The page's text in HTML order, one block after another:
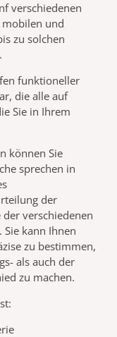
verschiedenen
und
zu solchen
funktioneller
die alle auf
Sie in Ihrem
können Sie
sprechen in
der
verschiedenen
kann Ihnen
zu bestimmen,
als auch der
zu machen.